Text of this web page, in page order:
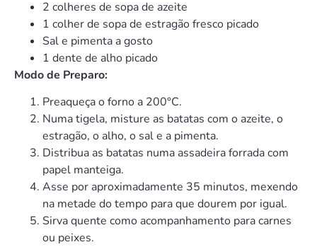
2 colheres de sopa de azeite
1 colher de sopa de estragão fresco picado
Sal e pimenta a gosto
1 dente de alho picado
Modo de Preparo:
Preaqueça o forno a 200°C.
Numa tigela, misture as batatas com o azeite, o
estragão, o alho, o sal e a pimenta.
Distribua as batatas numa assadeira forrada com
papel manteiga.
Asse por aproximadamente 35 minutos, mexendo
na metade do tempo para que dourem por igual.
Sirva quente como acompanhamento para carnes
ou peixes.